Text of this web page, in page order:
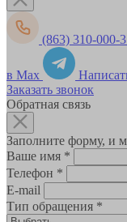
(863) 310-000-3
в Max
Заказать звонок
Обратная связь
Заполните форму, и
Ваше имя *
Телефон *
E-mail
Тип обращения *